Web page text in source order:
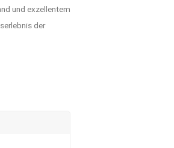
und exzellentem
der